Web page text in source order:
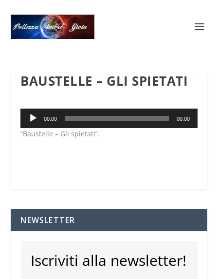
BAUSTELLE – GLI SPIETATI
Audio
Player
00:00 00:00
“Baustelle – Gli spietati”.
NEWSLETTER
Iscriviti alla newsletter!